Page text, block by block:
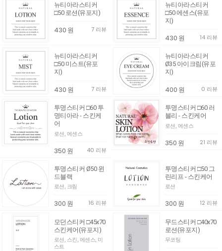
뉴티아라스티커
□50 로션(유포지)
430 원 7 리뷰
뉴티아라스티커
□50 에센스(유포
지)
430 원 14 리뷰
뉴티아라스티커
□50 미스트(유포
지)
430 원 7 리뷰
뉴티아라스티커
Ø35 아이크림(유포
지)
400 원 0 리뷰
투명스티커 □60 투
명티아라 - 스킨케
어
로션, 에센스
350 원 40 리뷰
투명스티커 □60 러
블리 - 스킨케어
로션, 에센스
350 원 21 리뷰
투명스티커 Ø50 윈
드블랙
로션, 크림
300 원 16 리뷰
투명스티커 □50 그
린리프 - 스킨케어
로션
300 원 12 리뷰
모던스티커 □45x70
스킨케어(유포지)
로션, 스킨, 에센스, 미
스트
무드스티커 □40x70
로션(유포지)
무코팅